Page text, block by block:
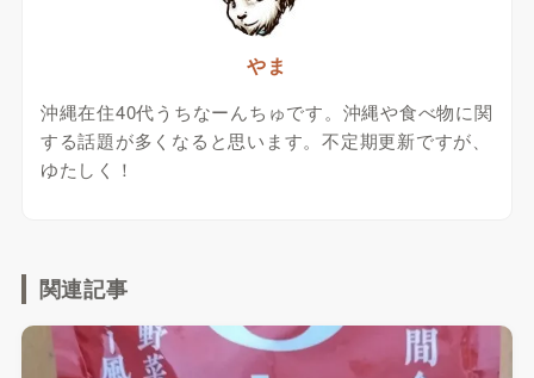
やま
沖縄在住40代うちなーんちゅです。沖縄や食べ物に関
する話題が多くなると思います。不定期更新ですが、
ゆたしく！
関連記事